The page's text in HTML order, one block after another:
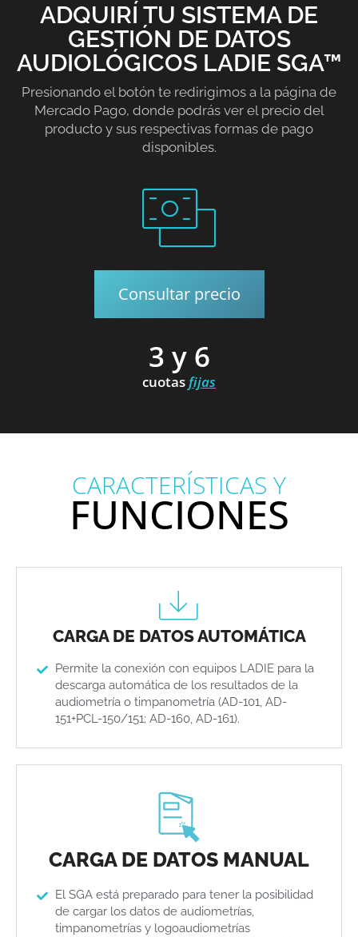
Consultar precio
3 y 6
cuotasfijas
ADQUIRÍ TU SISTEMA DE
GESTIÓN DE DATOS
AUDIOLÓGICOS LADIE SGA™
Presionando el botón te redirigimos a la página de
Mercado Pago, donde podrás ver el precio del
producto y sus respectivas formas de pago
disponibles.
CARACTERÍSTICAS Y
FUNCIONES
CARGA DE DATOS AUTOMÁTICA
Permite la conexión con equipos LADIE para la
descarga automática de los resultados de la
audiometría o timpanometría (AD-101, AD-
151+PCL-150/151; AD-160, AD-161).
CARGA DE DATOS MANUAL
El SGA está preparado para tener la posibilidad
de cargar los datos de audiometrías,
timpanometrías y logoaudiometrías